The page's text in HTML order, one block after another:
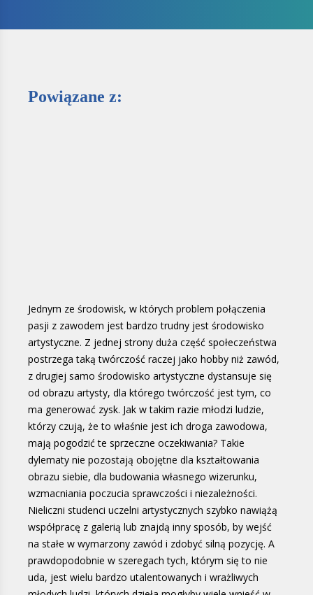
Powiązane z:
Jednym ze środowisk, w których problem połączenia
pasji z zawodem jest bardzo trudny jest środowisko
artystyczne. Z jednej strony duża część społeczeństwa
postrzega taką twórczość raczej jako hobby niż zawód,
z drugiej samo środowisko artystyczne dystansuje się
od obrazu artysty, dla którego twórczość jest tym, co
ma generować zysk. Jak w takim razie młodzi ludzie,
którzy czują, że to właśnie jest ich droga zawodowa,
mają pogodzić te sprzeczne oczekiwania? Takie
dylematy nie pozostają obojętne dla kształtowania
obrazu siebie, dla budowania własnego wizerunku,
wzmacniania poczucia sprawczości i niezależności.
Nieliczni studenci uczelni artystycznych szybko nawiążą
współpracę z galerią lub znajdą inny sposób, by wejść
na stałe w wymarzony zawód i zdobyć silną pozycję. A
prawdopodobnie w szeregach tych, którym się to nie
uda, jest wielu bardzo utalentowanych i wrażliwych